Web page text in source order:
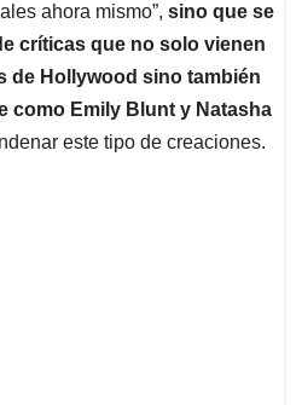
ahora mismo”, sino que se
críticas que no solo vienen
de Hollywood sino también
como Emily Blunt y Natasha
este tipo de creaciones.